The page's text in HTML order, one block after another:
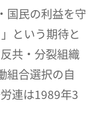
国民の利益を守
という期待と
共・分裂組織
組合選択の自
連は1989年3